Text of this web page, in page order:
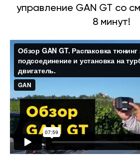
управление GAN GT со
8 минут!